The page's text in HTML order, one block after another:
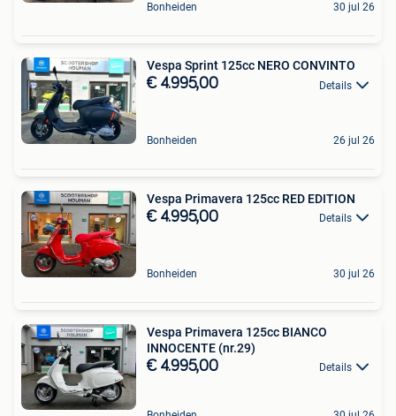
Bonheiden 30 jul 26
Vespa Sprint 125cc NERO CONVINTO
€ 4.995,00 Details
Bonheiden 26 jul 26
Vespa Primavera 125cc RED EDITION
€ 4.995,00 Details
Bonheiden 30 jul 26
Vespa Primavera 125cc BIANCO
INNOCENTE (nr.29)
€ 4.995,00 Details